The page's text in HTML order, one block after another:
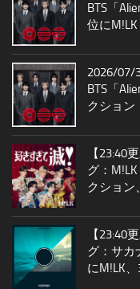
BTS「
位にM!LK
2026/07/
BTS「
クション
【23:40
グ：
クション
【23:40
グ：サカ
にM!LK